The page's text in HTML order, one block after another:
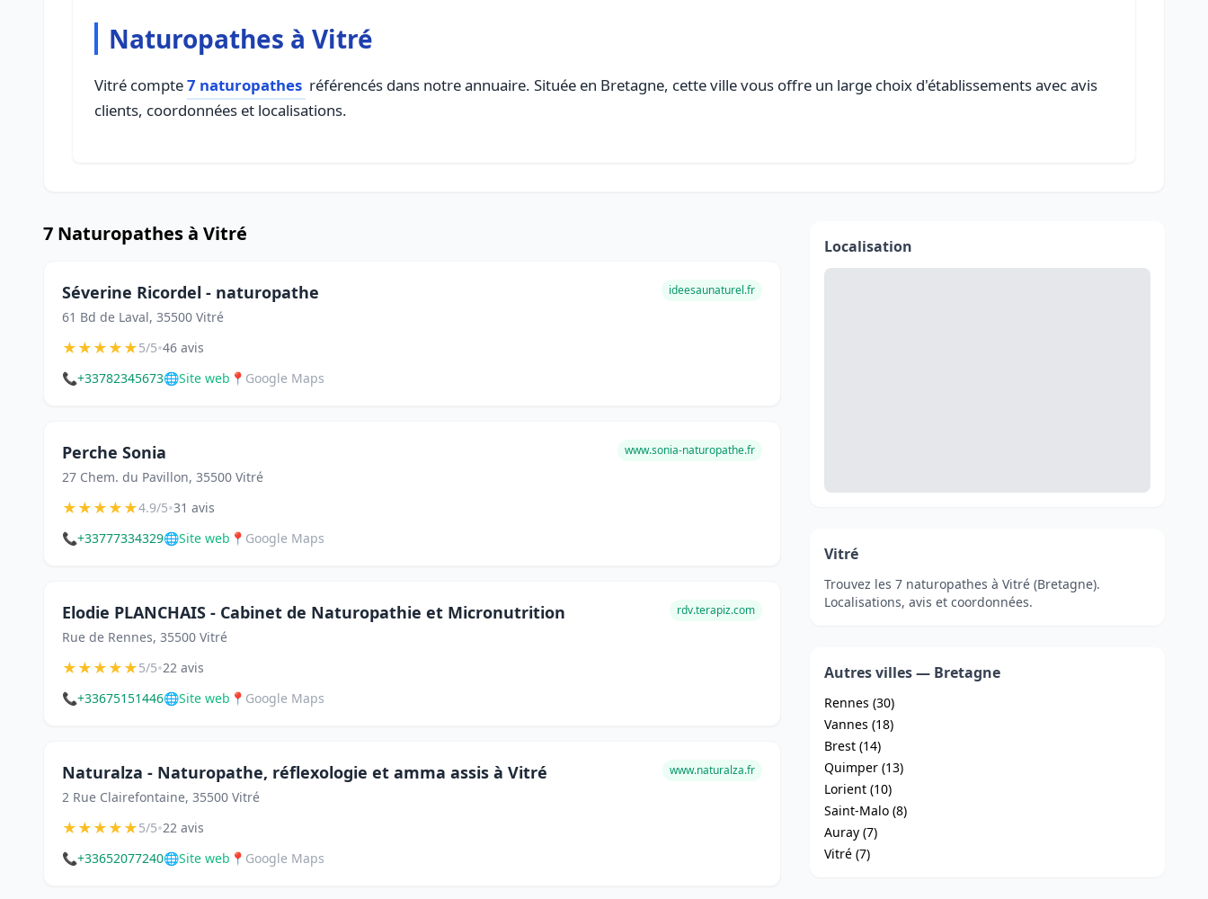
Naturopathes à Vitré
Vitré compte7 naturopathes référencés dans notre annuaire. Située en Bretagne, cette ville vous offre un large choix d'établissements avec avis
clients, coordonnées et localisations.
7 Naturopathes à Vitré
Séverine Ricordel - naturopathe
61 Bd de Laval, 35500 Vitré
ideesaunaturel.fr
★★★★★5/5•46 avis
📞+33782345673🌐Site web 📍 Google Maps
Perche Sonia
27 Chem. du Pavillon, 35500 Vitré
www.sonia-naturopathe.fr
★★★★★4.9/5•31 avis
📞+33777334329🌐Site web 📍 Google Maps
Elodie PLANCHAIS - Cabinet de Naturopathie et Micronutrition
Rue de Rennes, 35500 Vitré
rdv.terapiz.com
★★★★★5/5•22 avis
📞+33675151446🌐Site web 📍 Google Maps
Naturalza - Naturopathe, réflexologie et amma assis à Vitré
2 Rue Clairefontaine, 35500 Vitré
www.naturalza.fr
★★★★★5/5•22 avis
📞+33652077240🌐Site web 📍 Google Maps
Localisation
Vitré
Trouvez les 7 naturopathes à Vitré (Bretagne).
Localisations, avis et coordonnées.
Autres villes — Bretagne
Rennes (30)
Vannes (18)
Brest (14)
Quimper (13)
Lorient (10)
Saint-Malo (8)
Auray (7)
Vitré (7)